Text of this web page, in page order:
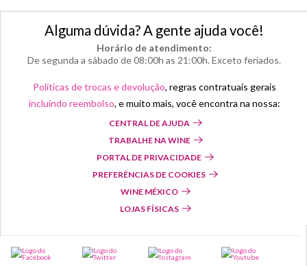
Alguma dúvida? A gente ajuda você!
Horário de atendimento:
De segunda a sábado de 08:00h as 21:00h. Exceto feriados.
Políticas de trocas e devolução, regras contratuais gerais
incluindo reembolso, e muito mais, você encontra na nossa:
CENTRAL DE AJUDA
TRABALHE NA WINE
PORTAL DE PRIVACIDADE
PREFERÊNCIAS DE COOKIES
WINE MÉXICO
LOJAS FÍSICAS